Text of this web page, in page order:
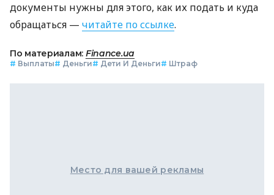
документы нужны для этого, как их подать и куда
обращаться — читайте по ссылке.
По материалам: Finance.ua
# Выплаты# Деньги# Дети И Деньги# Штраф
Место для вашей рекламы